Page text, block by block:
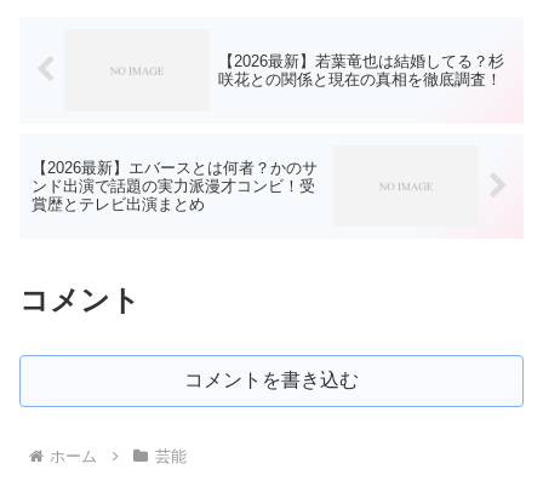
【2026最新】若葉竜也は結婚してる？杉
咲花との関係と現在の真相を徹底調査！
【2026最新】エバースとは何者？かのサ
ンド出演で話題の実力派漫才コンビ！受
賞歴とテレビ出演まとめ
コメント
コメントを書き込む
ホーム 芸能